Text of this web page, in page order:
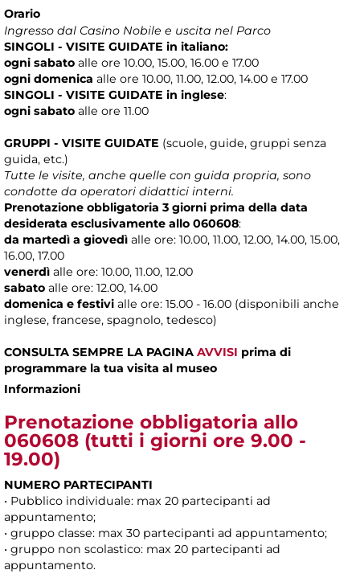
Orario
Ingresso dal Casino Nobile e uscita nel Parco
SINGOLI - VISITE GUIDATE in italiano:
ogni sabato alle ore 10.00, 15.00, 16.00 e 17.00
ogni domenica alle ore 10.00, 11.00, 12.00, 14.00 e 17.00
SINGOLI - VISITE GUIDATE in inglese:
ogni sabato alle ore 11.00
GRUPPI - VISITE GUIDATE (scuole, guide, gruppi senza
guida, etc.)
Tutte le visite, anche quelle con guida propria, sono
condotte da operatori didattici interni.
Prenotazione obbligatoria 3 giorni prima della data
desiderata esclusivamente allo 060608:
da martedì a giovedì alle ore: 10.00, 11.00, 12.00, 14.00, 15.00,
16.00, 17.00
venerdì alle ore: 10.00, 11.00, 12.00
sabato alle ore: 12.00, 14.00
domenica e festivi alle ore: 15.00 - 16.00 (disponibili anche
inglese, francese, spagnolo, tedesco)
CONSULTA SEMPRE LA PAGINA AVVISI prima di
programmare la tua visita al museo
Informazioni
Prenotazione obbligatoria allo
060608 (tutti i giorni ore 9.00 -
19.00)
NUMERO PARTECIPANTI
• Pubblico individuale: max 20 partecipanti ad
appuntamento;
• gruppo classe: max 30 partecipanti ad appuntamento;
• gruppo non scolastico: max 20 partecipanti ad
appuntamento.